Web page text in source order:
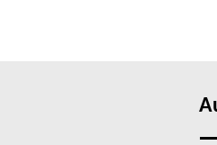
porte une grande attention